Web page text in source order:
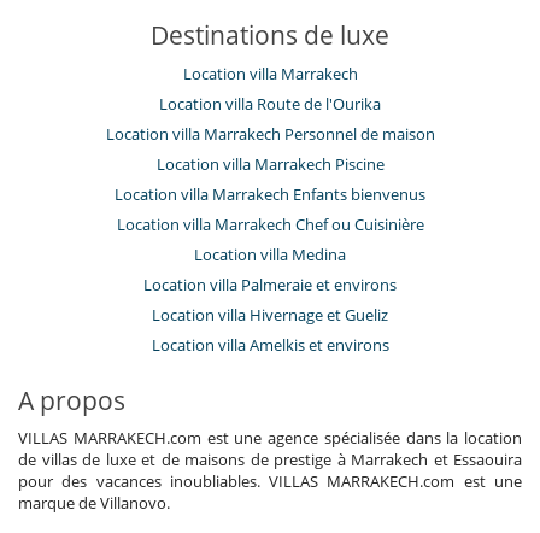
Destinations de luxe
Location villa Marrakech
Location villa Route de l'Ourika
Location villa Marrakech Personnel de maison
Location villa Marrakech Piscine
Location villa Marrakech Enfants bienvenus
Location villa Marrakech Chef ou Cuisinière
Location villa Medina
Location villa Palmeraie et environs
Location villa Hivernage et Gueliz
Location villa Amelkis et environs
A propos
VILLAS MARRAKECH.com est une agence spécialisée dans la location
de villas de luxe et de maisons de prestige à Marrakech et Essaouira
pour des vacances inoubliables. VILLAS MARRAKECH.com est une
marque de Villanovo.